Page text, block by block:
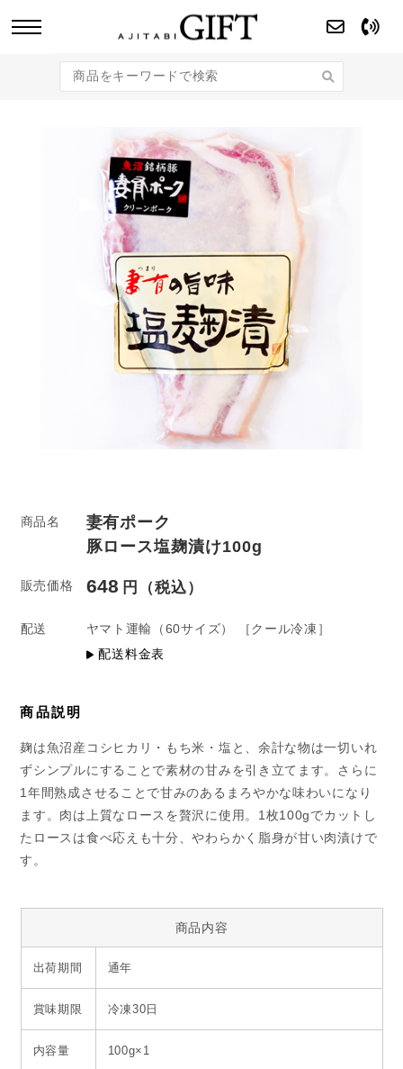
のギフト商品をご提案します。
商品名
妻有ポーク
豚ロース塩麹漬け100g
販売価格 648
配送 ヤマト運輸 （60サイズ）
［クール冷凍］
配送料金表
商品説明
麹は魚沼産コシヒカリ・もち米・塩と、余計な物は一切いれ
ずシンプルにすることで素材の甘みを引き立てます。さらに
1年間熟成させることで甘みのあるまろやかな味わいになり
ます。肉は上質なロースを贅沢に使用。1枚100gでカットし
たロースは食べ応えも十分、やわらかく脂身が甘い肉漬けで
す。
商品内容
出荷期間 通年
賞味期限 冷凍30日
内容量 100g×1